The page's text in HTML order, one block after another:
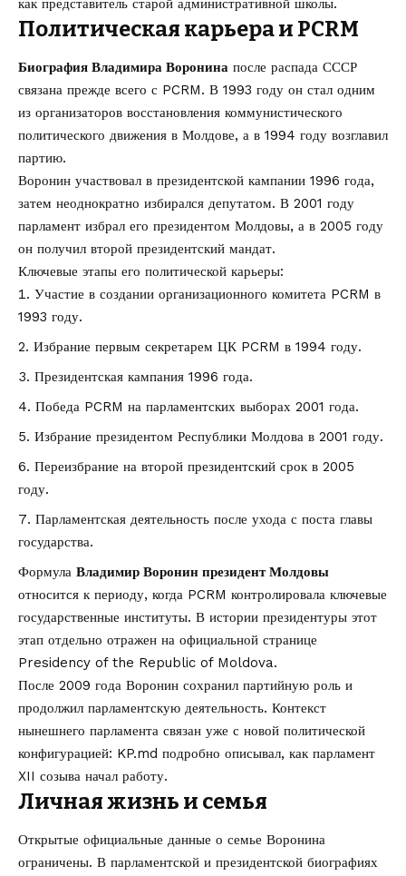
Политическая карьера и PCRM
Биография Владимира Воронина после распада СССР
связана прежде всего с PCRM. В 1993 году он стал одним
из организаторов восстановления коммунистического
политического движения в Молдове, а в 1994 году возглавил
партию.
Воронин участвовал в президентской кампании 1996 года,
затем неоднократно избирался депутатом. В 2001 году
парламент избрал его президентом Молдовы, а в 2005 году
он получил второй президентский мандат.
Ключевые этапы его политической карьеры:
Участие в создании организационного комитета PCRM в
1993 году.
Избрание первым секретарем ЦК PCRM в 1994 году.
Президентская кампания 1996 года.
Победа PCRM на парламентских выборах 2001 года.
Избрание президентом Республики Молдова в 2001 году.
Переизбрание на второй президентский срок в 2005
году.
Парламентская деятельность после ухода с поста главы
государства.
Формула Владимир Воронин президент Молдовы
относится к периоду, когда PCRM контролировала ключевые
государственные институты. В истории президентуры этот
этап отдельно отражен на официальной странице
Presidency of the Republic of Moldova.
После 2009 года Воронин сохранил партийную роль и
продолжил парламентскую деятельность. Контекст
нынешнего парламента связан уже с новой политической
конфигурацией: KP.md подробно описывал, как парламент
XII созыва начал работу.
Личная жизнь и семья
Открытые официальные данные о семье Воронина
ограничены. В парламентской и президентской биографиях